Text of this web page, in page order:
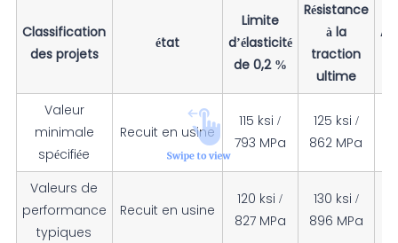
Classification
des projets
état
Limite
d’élasticité
de 0,2 %
Résistance
à la
traction
ultime
Valeur
minimale
spécifiée
Recuit en usine
115 ksi /
793 MPa
125 ksi /
862 MPa
Valeurs de
performance
typiques
Recuit en usine
120 ksi /
827 MPa
130 ksi /
896 MPa